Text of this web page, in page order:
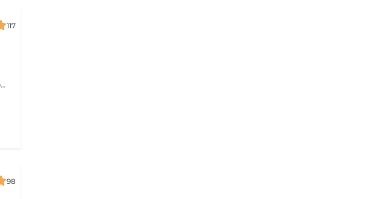
117
Afin de garantir un résultat optimal le vernis classique ainsi que le vernis semi-permanent sont proposés exclusivement en complément d'une pédicure et ne peuvent pas être réservés seuls.
98